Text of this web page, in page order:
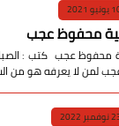
2021
محفوظ عجب
عجب كتب :
لا يعرفه هو من
2022